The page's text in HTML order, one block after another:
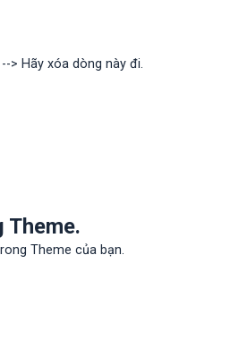
--> Hãy xóa dòng này đi.
Theme.
Theme của bạn.